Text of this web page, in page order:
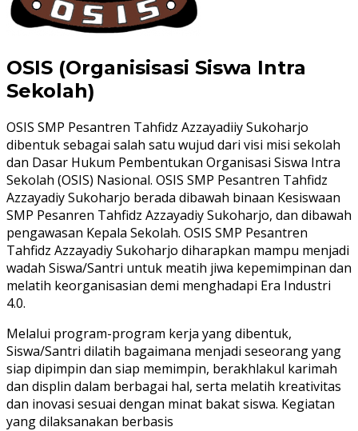
OSIS (Organisisasi Siswa Intra
Sekolah)
OSIS SMP Pesantren Tahfidz Azzayadiiy Sukoharjo
dibentuk sebagai salah satu wujud dari visi misi sekolah
dan Dasar Hukum Pembentukan Organisasi Siswa Intra
Sekolah (OSIS) Nasional. OSIS SMP Pesantren Tahfidz
Azzayadiy Sukoharjo berada dibawah binaan Kesiswaan
SMP Pesanren Tahfidz Azzayadiy Sukoharjo, dan dibawah
pengawasan Kepala Sekolah. OSIS SMP Pesantren
Tahfidz Azzayadiy Sukoharjo diharapkan mampu menjadi
wadah Siswa/Santri untuk meatih jiwa kepemimpinan dan
melatih keorganisasian demi menghadapi Era Industri
4.0.
Melalui program-program kerja yang dibentuk,
Siswa/Santri dilatih bagaimana menjadi seseorang yang
siap dipimpin dan siap memimpin, berakhlakul karimah
dan displin dalam berbagai hal, serta melatih kreativitas
dan inovasi sesuai dengan minat bakat siswa. Kegiatan
yang dilaksanakan berbasis